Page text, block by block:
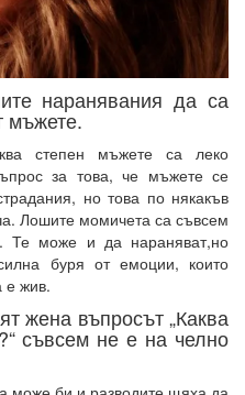
наранявания да са
мъжете.
степен мъжете са леко
за това, че мъжете се
но това по някакъв
Лошите момичета са съвсем
Те може и да нараняват,но
буря от емоции, които
е жив.
жена въпросът „Каква
съвсем не е на челно